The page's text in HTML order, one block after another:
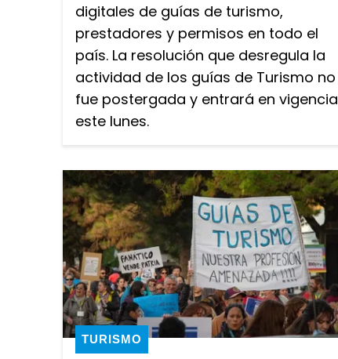
digitales de guías de turismo,
prestadores y permisos en todo el
país. La resolución que desregula la
actividad de los guías de Turismo no
fue postergada y entrará en vigencia
este lunes.
TURISMO